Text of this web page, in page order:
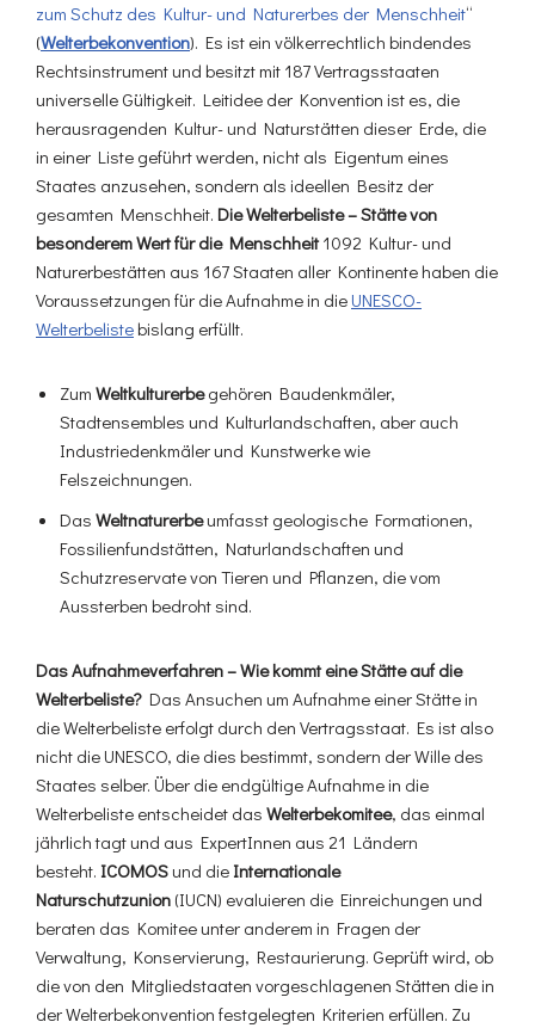
zum Schutz des Kultur- und Naturerbes der Menschheit“
(Welterbekonvention). Es ist ein völkerrechtlich bindendes
Rechtsinstrument und besitzt mit 187 Vertragsstaaten
universelle Gültigkeit. Leitidee der Konvention ist es, die
herausragenden Kultur- und Naturstätten dieser Erde, die
in einer Liste geführt werden, nicht als Eigentum eines
Staates anzusehen, sondern als ideellen Besitz der
gesamten Menschheit. Die Welterbeliste – Stätte von
besonderem Wert für die Menschheit1092 Kultur- und
Naturerbestätten aus 167 Staaten aller Kontinente haben die
Voraussetzungen für die Aufnahme in die UNESCO-
Welterbeliste bislang erfüllt.
Zum Weltkulturerbegehören Baudenkmäler,
Stadtensembles und Kulturlandschaften, aber auch
Industriedenkmäler und Kunstwerke wie
Felszeichnungen.
Das Weltnaturerbeumfasst geologische Formationen,
Fossilienfundstätten, Naturlandschaften und
Schutzreservate von Tieren und Pflanzen, die vom
Aussterben bedroht sind.
Das Aufnahmeverfahren – Wie kommt eine Stätte auf die
Welterbeliste? Das Ansuchen um Aufnahme einer Stätte in
die Welterbeliste erfolgt durch den Vertragsstaat. Es ist also
nicht die UNESCO, die dies bestimmt, sondern der Wille des
Staates selber. Über die endgültige Aufnahme in die
Welterbeliste entscheidet das Welterbekomitee, das einmal
jährlich tagt und aus ExpertInnen aus 21 Ländern
besteht. ICOMOS und die Internationale
Naturschutzunion (IUCN) evaluieren die Einreichungen und
beraten das Komitee unter anderem in Fragen der
Verwaltung, Konservierung, Restaurierung. Geprüft wird, ob
die von den Mitgliedstaaten vorgeschlagenen Stätten die in
der Welterbekonvention festgelegten Kriterien erfüllen. Zu